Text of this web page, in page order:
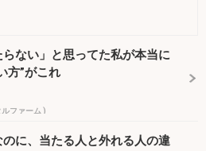
らない」と思ってた私が本当に
方”がこれ
ファーム )
のに、当たる人と外れる人の違